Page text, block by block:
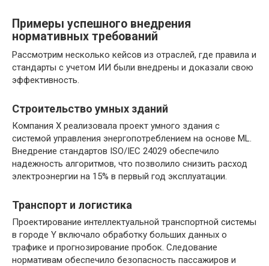
Примеры успешного внедрения
нормативных требований
Рассмотрим несколько кейсов из отраслей, где правила и
стандарты с учетом ИИ были внедрены и доказали свою
эффективность.
Строительство умных зданий
Компания X реализовала проект умного здания с
системой управления энергопотреблением на основе ML.
Внедрение стандартов ISO/IEC 24029 обеспечило
надежность алгоритмов, что позволило снизить расход
электроэнергии на 15% в первый год эксплуатации.
Транспорт и логистика
Проектирование интеллектуальной транспортной системы
в городе Y включало обработку больших данных о
трафике и прогнозирование пробок. Следование
нормативам обеспечило безопасность пассажиров и